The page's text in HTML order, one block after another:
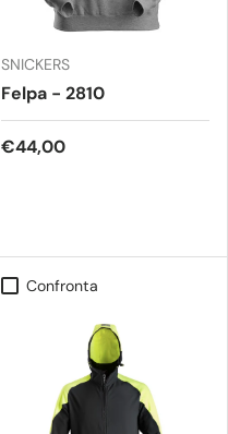
SNICKERS
Felpa - 2810
€44,00
Confronta